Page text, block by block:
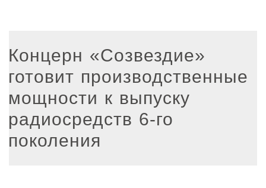
Концерн «Созвездие»
готовит производственные
мощности к выпуску
радиосредств 6-го
поколения